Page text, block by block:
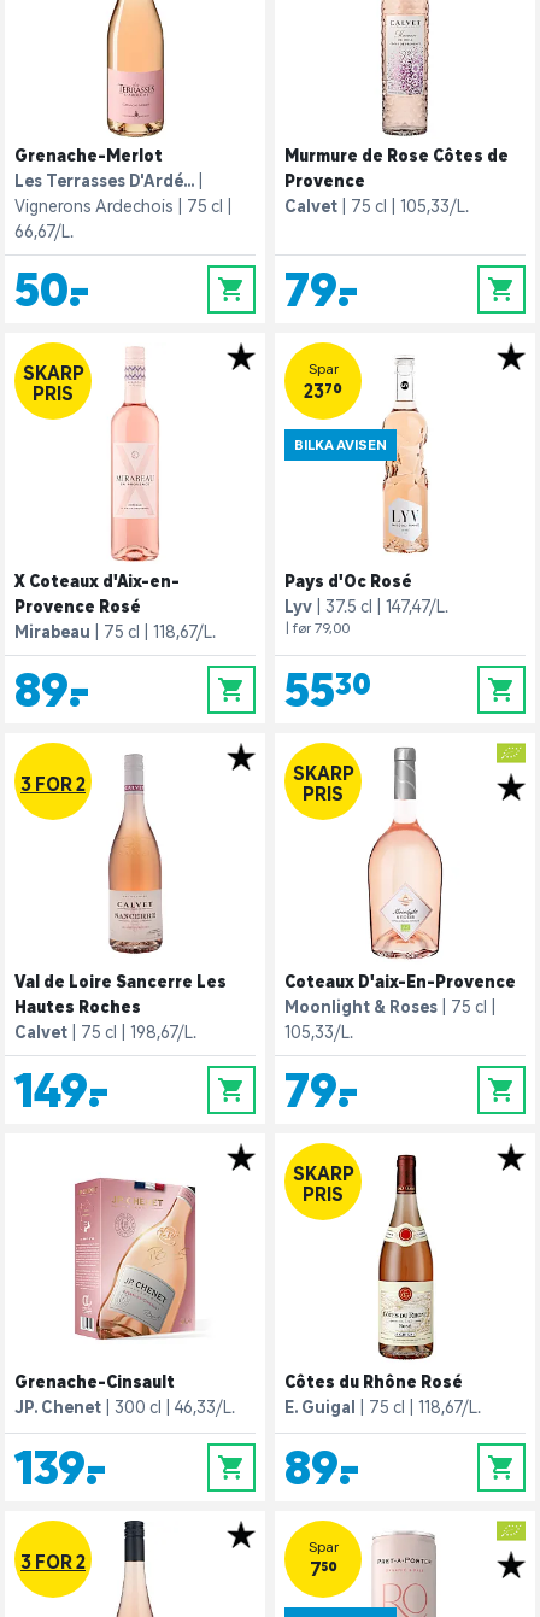
Grenache-Merlot
Les Terrasses D'Ardé...
Vignerons Ardechois
75 cl
66,67/L.
50,- 0
Murmure de Rose Côtes de
Provence
Calvet
75 cl 105,33/L.
79,- 0
SKARP
PRIS
X Coteaux d'Aix-en-
Provence Rosé
Mirabeau
75 cl 118,67/L.
89,- 0
Spar
23,70
BILKA AVISEN
Pays d'Oc Rosé
Lyv
37.5 cl 147,47/L.
| før 79,00
55,30 0
3 FOR 2
Val de Loire Sancerre Les
Hautes Roches
Calvet
75 cl 198,67/L.
149,- 0
SKARP
PRIS
Coteaux D'aix-En-Provence
Moonlight & Roses
75 cl
105,33/L.
79,- 0
Grenache-Cinsault
JP. Chenet
300 cl 46,33/L.
139,- 0
SKARP
PRIS
Côtes du Rhône Rosé
E. Guigal
75 cl 118,67/L.
89,- 0
3 FOR 2
Spar
7,50